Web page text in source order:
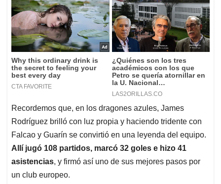
Recordemos que, en los dragones azules, James
Rodríguez brilló con luz propia y haciendo tridente con
Falcao y Guarín se convirtió en una leyenda del equipo.
Allí jugó 108 partidos, marcó 32 goles e hizo 41
asistencias, y firmó así uno de sus mejores pasos por
un club europeo.